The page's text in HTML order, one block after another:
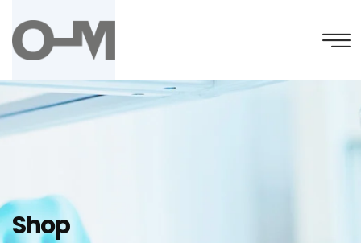
content
Shop